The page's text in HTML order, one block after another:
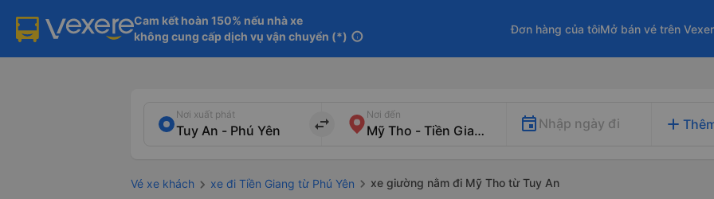
Cam kết hoàn 150% nếu nhà xe
không cung cấp dịch vụ vận chuyển (*) info
Đơn hàng của tôiMở bán vé trên
Nơi xuất phát
import_export
Nơi đến
Nhập ngày đi add
Vé xe khách xe đi Tiền Giang từ Phú Yên xe giường nằm đi Mỹ Tho từ Tuy An